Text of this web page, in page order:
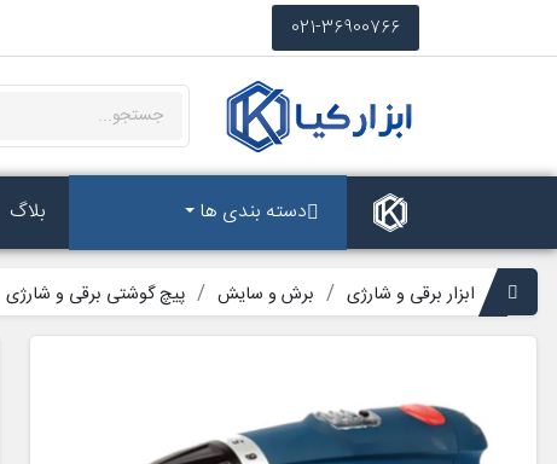
021-36900766
دسته بندی ها بلاگ
ابزار برقی و شارژی برش و سایش پیچ گوشتی برقی و شارژی